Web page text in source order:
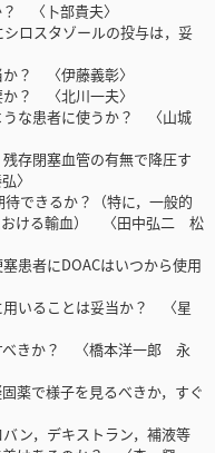
〈卜部貴夫〉
ロスタゾールの投与は，妥
？ 〈伊藤義彰〉
？ 〈北川一夫〉
な患者に使うか？ 〈山城
存閉塞血管の有無で降圧す
〉
できるか？（特に，一般的
おける輸血） 〈田中弘二 松
患者にDOACはいつから使用
いることは妥当か？ 〈星
べきか？ 〈橋本洋一郎 永
薬で様子を見るべきか，すぐ
ン，デキストラン，補液等